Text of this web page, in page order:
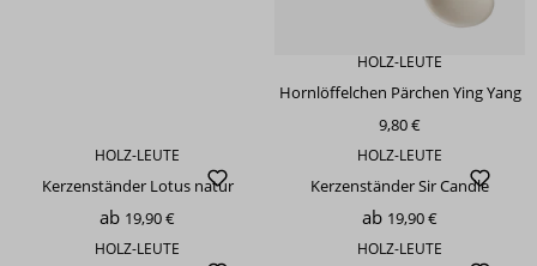
HOLZ-LEUTE
Hornlöffelchen Pärchen Ying Yang
9,80 €
HOLZ-LEUTE
Kerzenständer Lotus natur
ab 19,90 €
HOLZ-LEUTE
Kerzenständer Sir Candle
ab 19,90 €
HOLZ-LEUTE HOLZ-LEUTE